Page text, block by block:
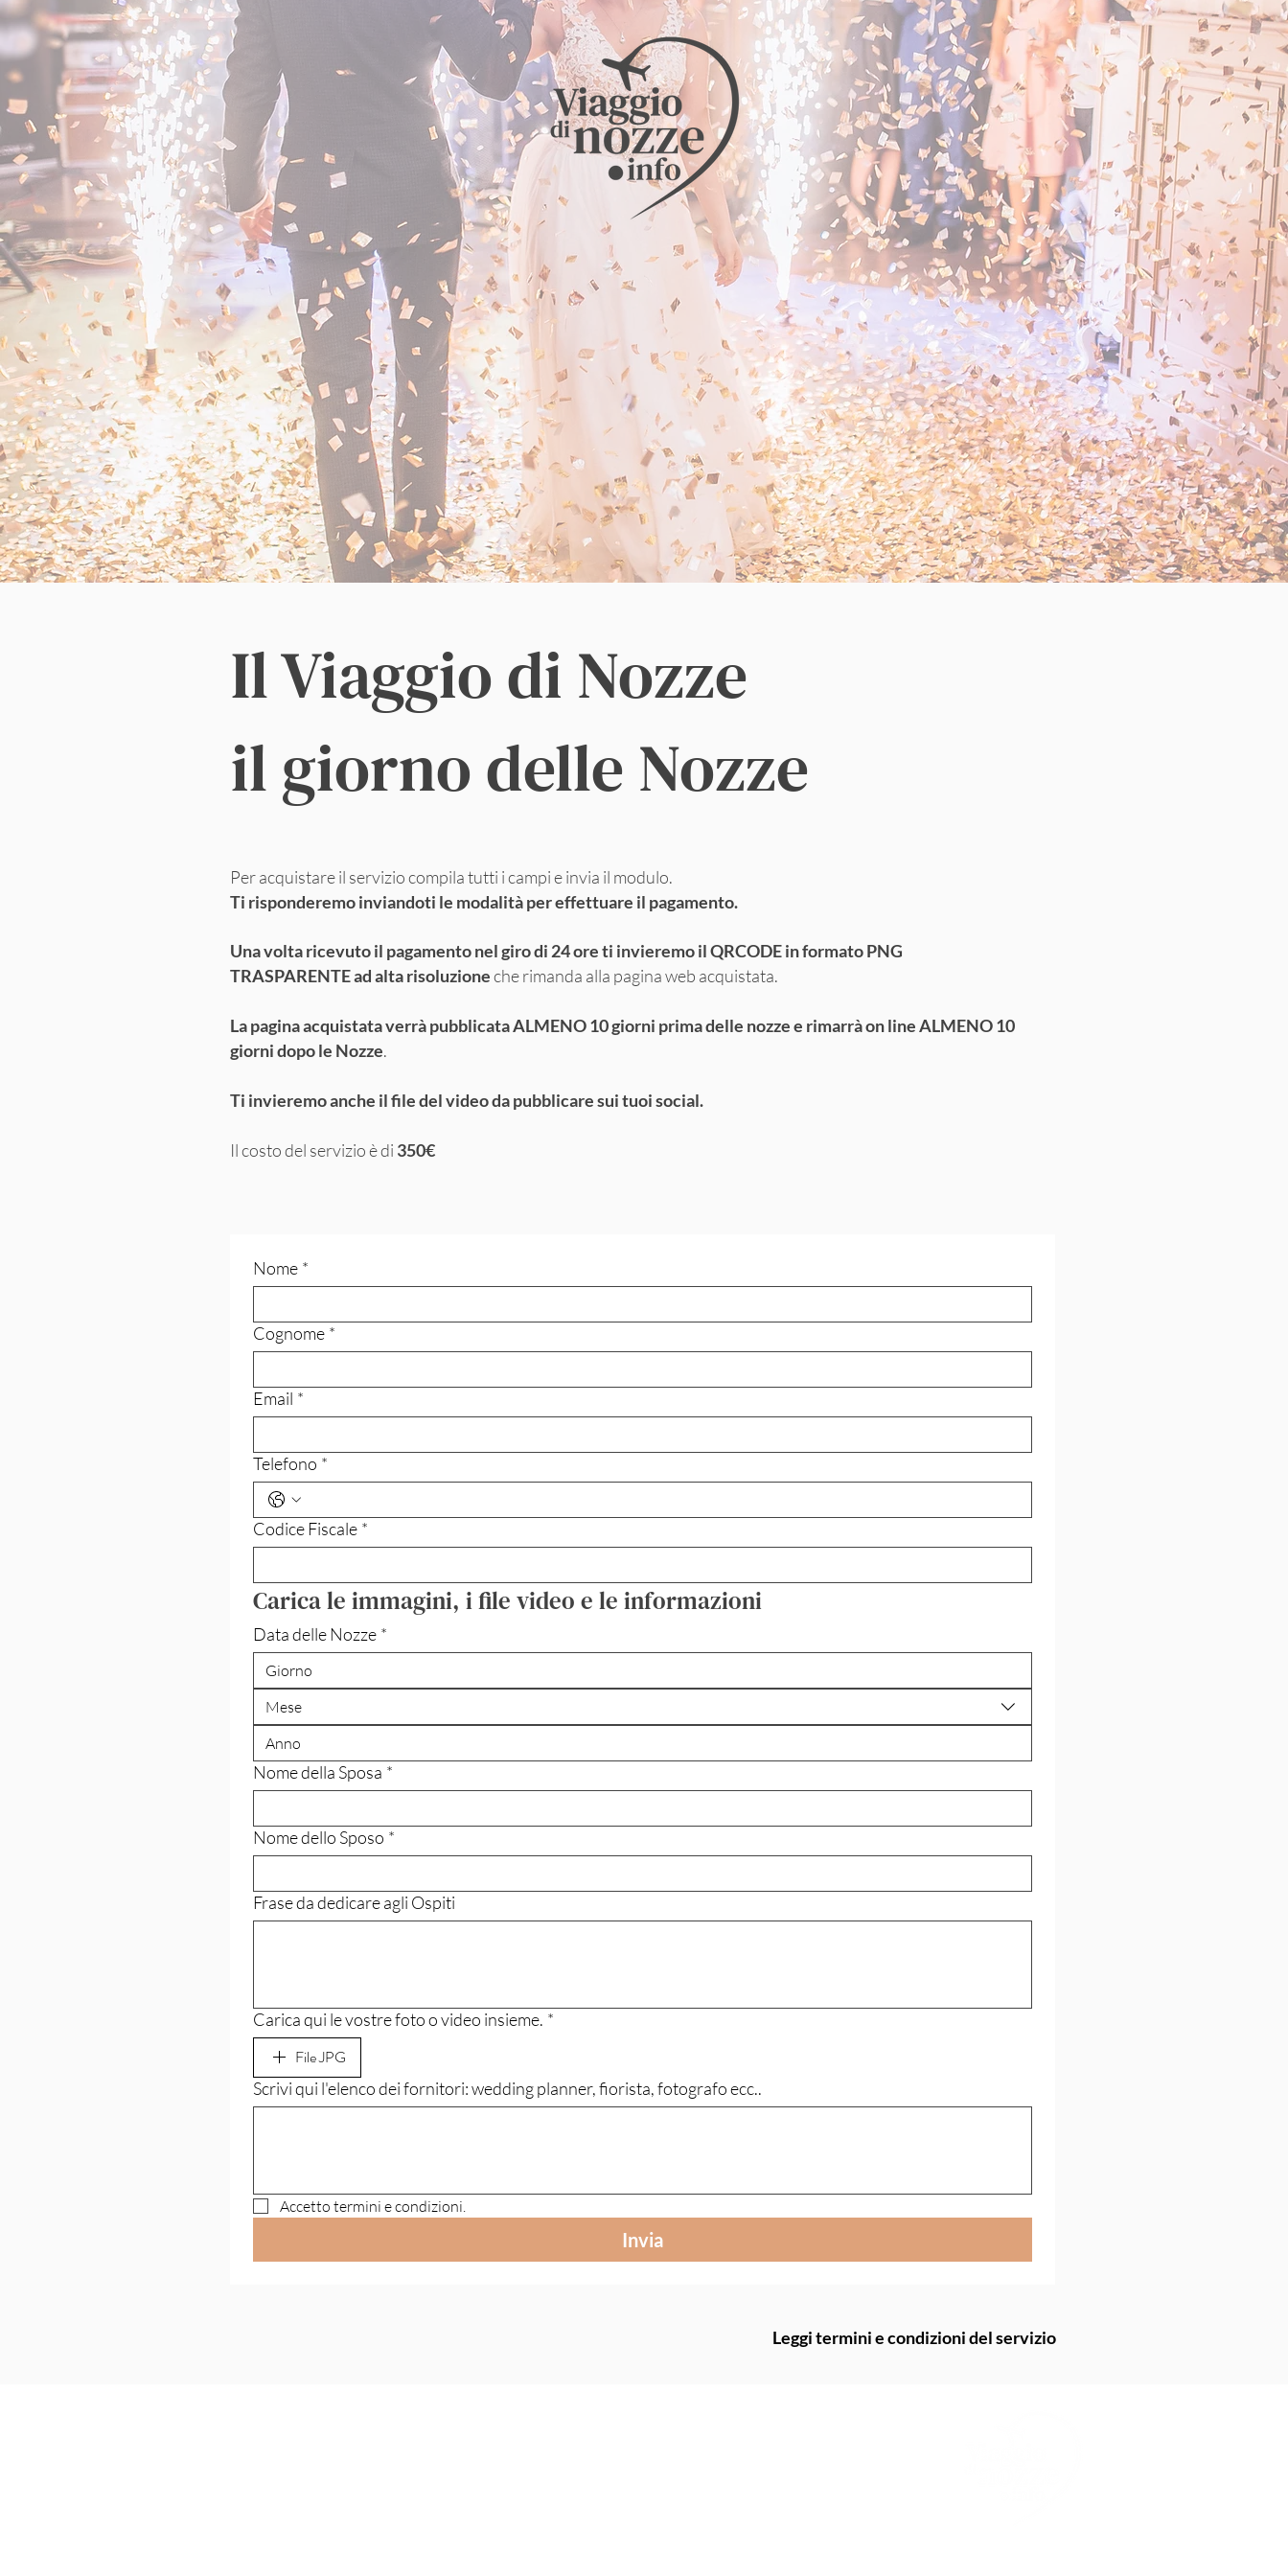
Il Viaggio di Nozze
il giorno delle Nozze
Per acquistare il servizio compila tutti i campi e invia il modulo.
Ti risponderemo inviandoti le modalità per effettuare il pagamento.
Una volta ricevuto il pagamento nel giro di 24 ore ti invieremo il QRCODE in formato PNG
TRASPARENTE ad alta risoluzioneche rimanda alla pagina web acquistata.
La pagina acquistata verrà pubblicata ALMENO 10 giorni prima delle nozze e rimarrà on line ALMENO 10
giorni dopo le Nozze.
Ti invieremo anche il file del video da pubblicare sui tuoi social.
Il costo del servizio è di 350€
Nome *
Cognome *
Email *
Telefono *
Codice Fiscale *
Carica le immagini, i file video e le informazioni
Data delle Nozze *
Mese
Nome della Sposa *
Nome dello Sposo *
Frase da dedicare agli Ospiti
Carica qui le vostre foto o video insieme. *
File JPG
Scrivi qui l'elenco dei fornitori: wedding planner, fiorista, fotografo ecc..
Accetto termini e condizioni.
Invia
Leggi termini e condizioni del servizio